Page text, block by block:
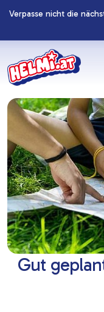
Navigation
Zum
Verpasse nicht die
Gut